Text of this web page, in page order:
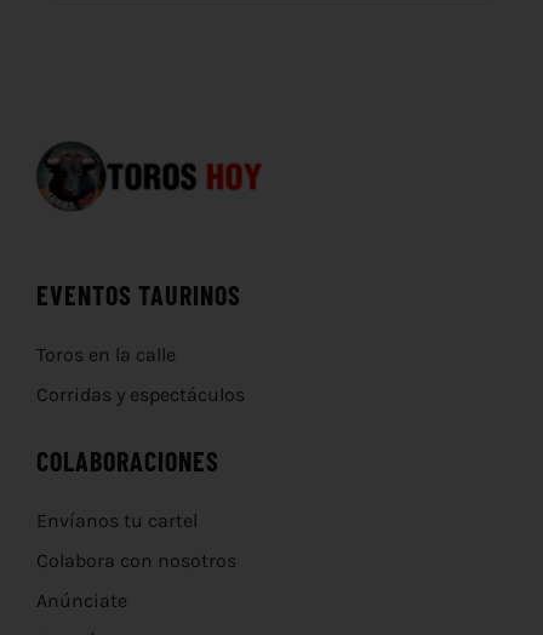
EVENTOS TAURINOS
Toros en la calle
Corridas y espectáculos
COLABORACIONES
Envíanos tu cartel
Colabora con nosotros
Anúnciate